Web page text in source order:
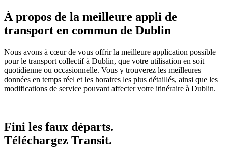
À propos de la meilleure appli de
transport en commun de Dublin
Nous avons à cœur de vous offrir la meilleure application possible
pour le transport collectif à Dublin, que votre utilisation en soit
quotidienne ou occasionnelle. Vous y trouverez les meilleures
données en temps réel et les horaires les plus détaillés, ainsi que les
modifications de service pouvant affecter votre itinéraire à Dublin.
Fini les faux départs.
Téléchargez Transit.